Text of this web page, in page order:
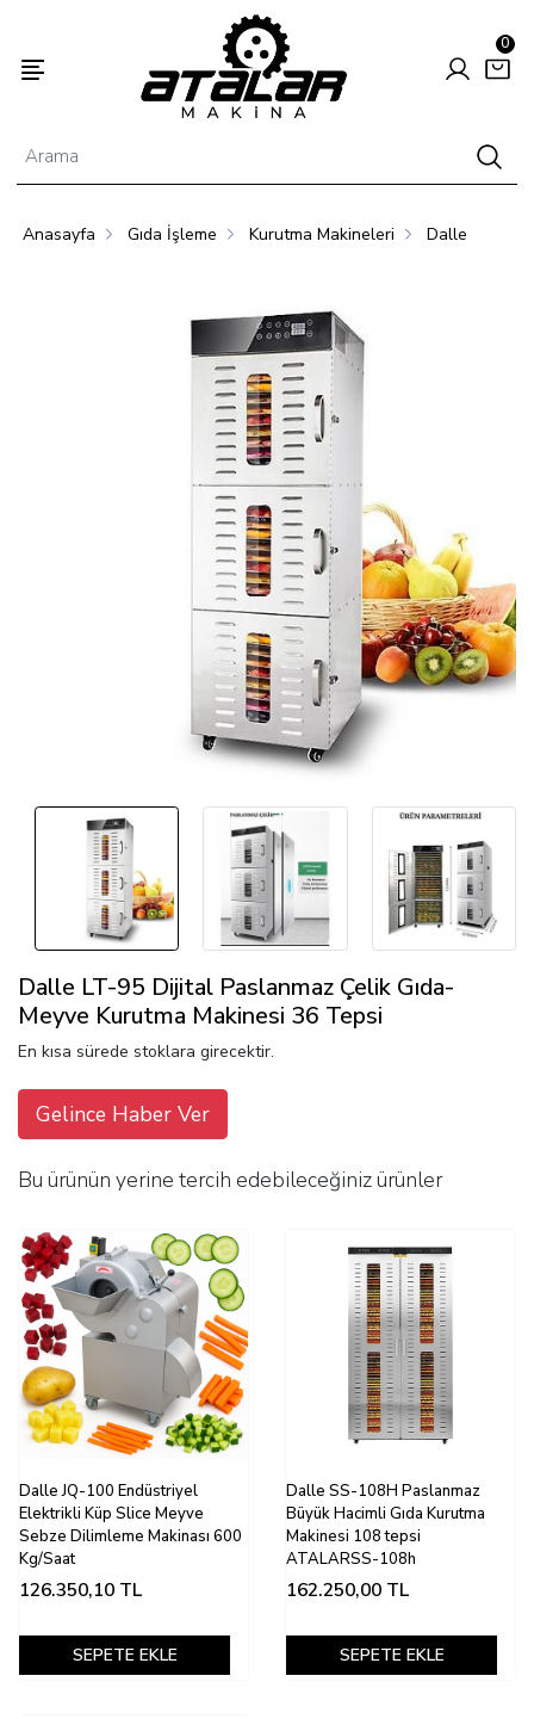
0
Anasayfa Gıda İşleme Kurutma Makineleri Dalle
Dalle LT-95 Dijital Paslanmaz Çelik Gıda-
Meyve Kurutma Makinesi 36 Tepsi
En kısa sürede stoklara girecektir.
Gelince Haber Ver
Bu ürünün yerine tercih edebileceğiniz ürünler
Dalle JQ-100 Endüstriyel
Elektrikli Küp Slice Meyve
Sebze Dilimleme Makinası 600
Kg/Saat
126.350,10 TL
SEPETE EKLE
Dalle SS-108H Paslanmaz
Büyük Hacimli Gıda Kurutma
Makinesi 108 tepsi
ATALARSS-108h
162.250,00 TL
SEPETE EKLE
Hayvancılık